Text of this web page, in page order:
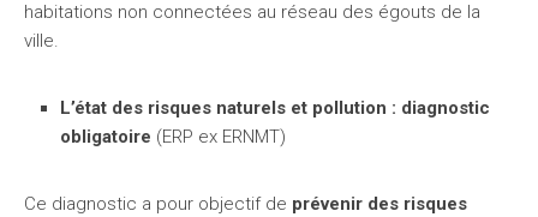
habitations non connectées au réseau des égouts de la
ville.
L’état des risques naturels et pollution : diagnostic
obligatoire (ERP ex ERNMT)
Ce diagnostic a pour objectif de prévenir des risques